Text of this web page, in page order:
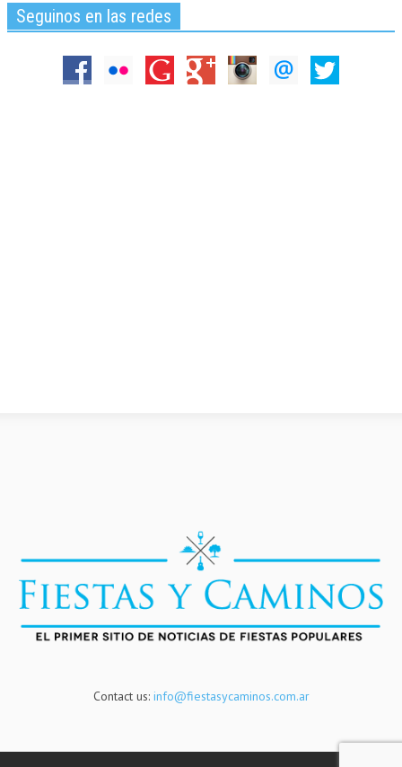
Seguinos en las redes
Contact us: info@fiestasycaminos.com.ar